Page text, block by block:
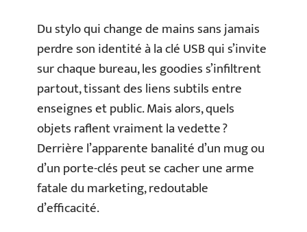
Du stylo qui change de mains sans jamais
perdre son identité à la clé USB qui s’invite
sur chaque bureau, les goodies s’infiltrent
partout, tissant des liens subtils entre
enseignes et public. Mais alors, quels
objets raflent vraiment la vedette ?
Derrière l’apparente banalité d’un mug ou
d’un porte-clés peut se cacher une arme
fatale du marketing, redoutable
d’efficacité.